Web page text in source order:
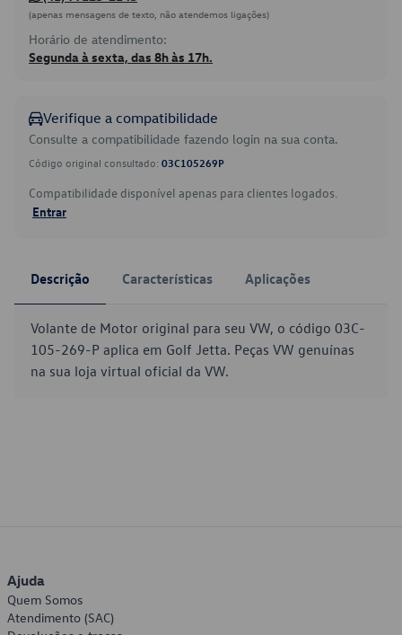
(apenas mensagens de texto, não atendemos ligações)
Horário de atendimento:
Segunda à sexta, das 8h às 17h.
Verifique a compatibilidade
Consulte a compatibilidade fazendo login na sua conta.
Código original consultado: 03C105269P
Compatibilidade disponível apenas para clientes logados.
Entrar
Descrição Características Aplicações
Volante de Motor original para seu VW, o código 03C-
105-269-P aplica em Golf Jetta. Peças VW genuínas
na sua loja virtual oficial da VW.
Ajuda
Quem Somos
Atendimento (SAC)